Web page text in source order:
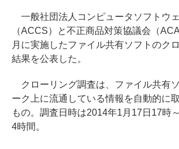
一般社団法人コンピュータソフトウ
（ACCS）と不正商品対策協議会（
月に実施したファイル共有ソフトのク
結果を公表した。
クローリング調査は、ファイル共有
ーク上に流通している情報を自動的に
もの。調査日時は2014年1月17日17時
4時間。